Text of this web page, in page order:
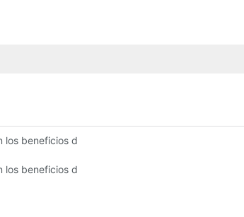
aplicación de masilla?
los beneficios de utilizar una máquina de
de pintura?
los beneficios de la pulverización de la pared